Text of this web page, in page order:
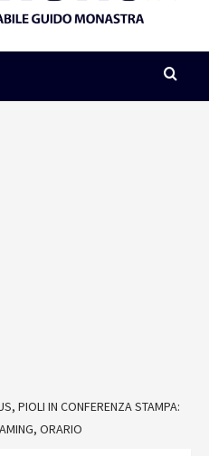
PIOLI IN CONFERENZA STAMPA:
ORARIO